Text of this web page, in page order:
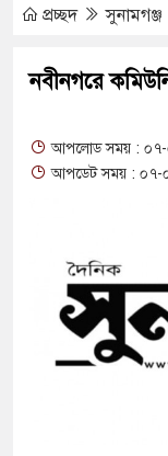
ভবনে পাঠদান
সহযোগিতায় দিরাই-
ঘণ্টা লোডশেডিং, ক্ষুব্ধ
দিবস পালিত
যেন ময়লার ভাগাড়
প্রচ্ছদ সুনামগঞ্জ
নবীনগরে
আপলোড সময় : ০৭-
আপডেট সময় : ০৭-